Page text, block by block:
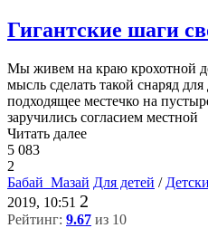
Гигантские шаги
Мы живем на краю крохотной
мысль сделать такой снаряд
подходящее местечко на
заручились согласием местной
Читать далее
5 083
2
Бабай_Мазай Для детей /
2019, 10:51 2
Рейтинг: 9.67 из 10